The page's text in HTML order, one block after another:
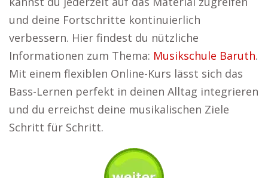
und deine Fortschritte kontinuierlich
verbessern. Hier findest du nützliche
Informationen zum Thema: Musikschule Baruth.
Mit einem flexiblen Online-Kurs lässt sich das
Bass-Lernen perfekt in deinen Alltag integrieren
und du erreichst deine musikalischen Ziele
Schritt für Schritt.